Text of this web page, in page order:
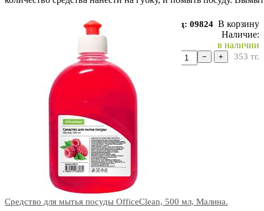
Код: 09824 В корзину
Наличие:
в наличии
353 тг.
− +
Средство для мытья посуды OfficeClean, 500 мл, Малина.